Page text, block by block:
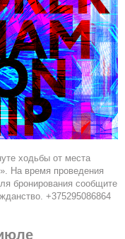
ходьбы от места
На время проведения
бронирования сообщите
+375295086864